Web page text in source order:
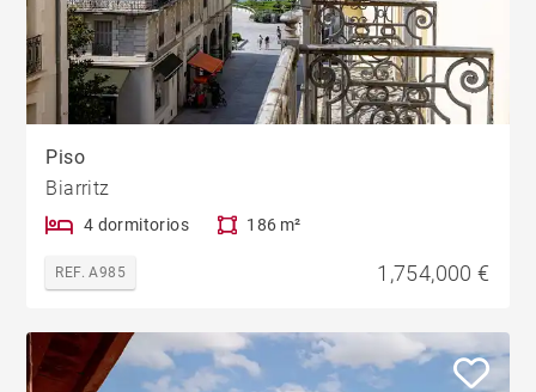
Piso
Biarritz
4 dormitorios 186 m²
REF. A985 1,754,000 €